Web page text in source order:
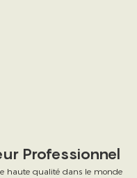
Professionnel
haute qualité dans le monde